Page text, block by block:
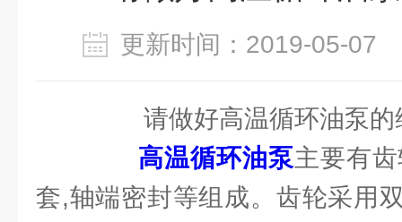
更新时间：2019-05-
请做好高温循环油泵的
高温循环油泵主要有
套,轴端密封等组成。齿轮采用